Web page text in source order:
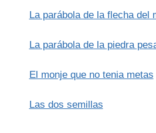
JESÚS
La parábola de la flecha del
La parábola de la piedra
El monje que no tenia metas
Las dos semillas